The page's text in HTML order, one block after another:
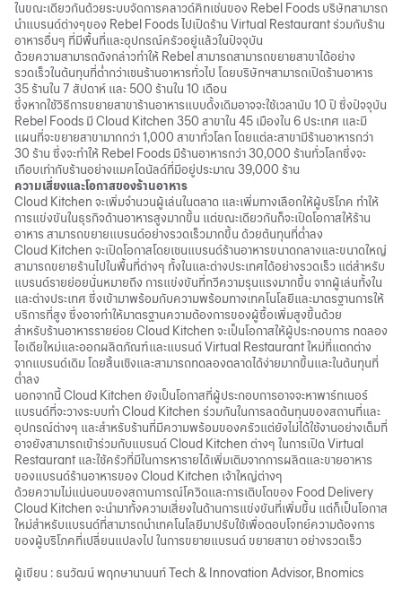
ในขณะเดียวกันด้วยระบบจัดการคลาวด์คิทเช่นของ Rebel Foods บริษัทสามารถ
นำแบรนด์ต่างๆของ Rebel Foods ไปเปิดร้าน Virtual Restaurant ร่วมกับร้าน
อาหารอื่นๆ ที่มีพื้นที่และอุปกรณ์ครัวอยู่แล้วในปัจจุบัน
ด้วยความสามารถดังกล่าวทำให้ Rebel สามารถสามารถขยายสาขาได้อย่าง
รวดเร็วในต้นทุนที่ต่ำกว่าเชนร้านอาหารทั่วไป โดยบริษัทฯสามารถเปิดร้านอาหาร
35 ร้านใน 7 สัปดาห์ และ 500 ร้านใน 10 เดือน
ซึ่งหากใช้วิธีการขยายสาขาร้านอาหารแบบดั้งเดิมอาจจะใช้เวลานับ 10 ปี ซึ่งปัจจุบัน
Rebel Foods มี Cloud Kitchen 350 สาขาใน 45 เมืองใน 6 ประเทศ และมี
แผนที่จะขยายสาขามากกว่า 1,000 สาขาทั่วโลก โดยแต่ละสาขามีร้านอาหารกว่า
30 ร้าน ซึ่งจะทำให้ Rebel Foods มีร้านอาหารกว่า 30,000 ร้านทั่วโลกซึ่งจะ
เกือบเท่ากับร้านอย่างแมคโดนัลด์ที่มีอยู่ประมาณ 39,000 ร้าน
ความเสี่ยงและโอกาสของร้านอาหาร
Cloud Kitchen จะเพิ่มจำนวนผู้เล่นในตลาด และเพิ่มทางเลือกให้ผู้บริโภค ทำให้
การแข่งขันในธุรกิจด้านอาหารสูงมากขึ้น แต่ขณะเดียวกันก็จะเปิดโอกาสให้ร้าน
อาหาร สามารถขยายแบรนด์อย่างรวดเร็วมากขึ้น ด้วยต้นทุนที่ต่ำลง
Cloud Kitchen จะเปิดโอกาสโดยเชนแบรนด์ร้านอาหารขนาดกลางและขนาดใหญ่
สามารถขยายร้านไปในพื้นที่ต่างๆ ทั้งในและต่างประเทศได้อย่างรวดเร็ว แต่สำหรับ
แบรนด์รายย่อยนั่นหมายถึง การแข่งขันที่ทวีความรุนแรงมากขึ้น จากผู้เล่นทั้งใน
และต่างประเทศ ซึ่งเข้ามาพร้อมกับความพร้อมทางเทคโนโลยีและมาตรฐานการให้
บริการที่สูง ซึ่งอาจทำให้มาตรฐานความต้องการของผู้ซื้อเพิ่มสูงขึ้นด้วย
สำหรับร้านอาหารรายย่อย Cloud Kitchen จะเป็นโอกาสให้ผู้ประกอบการ ทดลอง
ไอเดียใหม่และออกผลิตภัณฑ์และแบรนด์ Virtual Restaurant ใหม่ที่แตกต่าง
จากแบรนด์เดิม โดยสิ้นเชิงและสามารถทดลองตลาดได้ง่ายมากขึ้นและในต้นทุนที่
ต่ำลง
นอกจากนี้ Cloud Kitchen ยังเป็นโอกาสที่ผู้ประกอบการอาจจะหาพาร์ทเนอร์
แบรนด์ที่จะวางระบบทำ Cloud Kitchen ร่วมกันในการลดต้นทุนของสถานที่และ
อุปกรณ์ต่างๆ และสำหรับร้านที่มีความพร้อมของครัวแต่ยังไม่ได้ใช้งานอย่างเต็มที่
อาจยังสามารถเข้าร่วมกับแบรนด์ Cloud Kitchen ต่างๆ ในการเปิด Virtual
Restaurant และใช้ครัวที่มีในการหารายได้เพิ่มเติมจากการผลิตและขายอาหาร
ของแบรนด์ร้านอาหารของ Cloud Kitchen เจ้าใหญ่ต่างๆ
ด้วยความไม่แน่นอนของสถานการณ์โควิดและการเติบโตของ Food Delivery
Cloud Kitchen จะนำมาทั้งความเสี่ยงในด้านการแข่งขันที่เพิ่มขึ้น แต่ก็เป็นโอกาส
ใหม่สำหรับแบรนด์ที่สามารถนำเทคโนโลยีมาปรับใช้เพื่อตอบโจทย์ความต้องการ
ของผู้บริโภคที่เปลี่ยนแปลงไป ในการขยายแบรนด์ ขยายสาขา อย่างรวดเร็ว
ผู้เขียน : ธนวัฒน์ พฤกษานานนท์ Tech & Innovation Advisor, Bnomics